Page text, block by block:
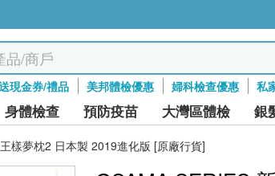
現金券/禮品 美邦體檢優惠 婦科檢查優惠 私
身體檢查 預防疫苗 大灣區體檢 銀
樣夢枕2 日本製 2019進化版 [原廠行貨]